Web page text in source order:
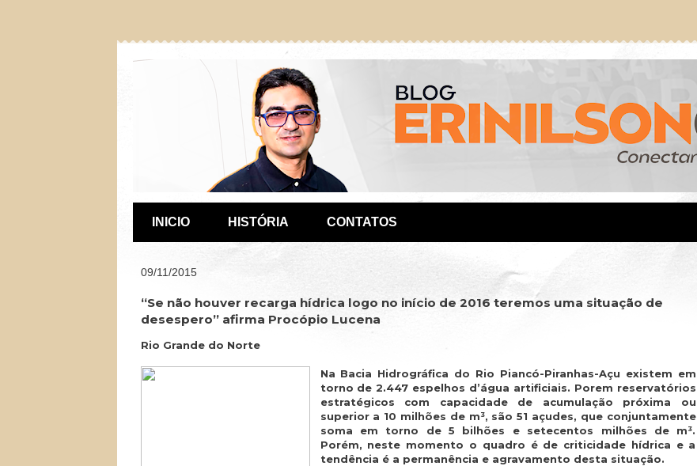
INICIO HISTÓRIA CONTATOS
09/11/2015
“Se não houver recarga hídrica logo no início de 2016 teremos uma situação de
desespero” afirma Procópio Lucena
Rio Grande do Norte
Na Bacia Hidrográfica do Rio Piancó-Piranhas-Açu existem em
torno de 2.447 espelhos d’água artificiais. Porem reservatórios
estratégicos com capacidade de acumulação próxima ou
superior a 10 milhões de m³, são 51 açudes, que conjuntamente
soma em torno de 5 bilhões e setecentos milhões de m³.
Porém, neste momento o quadro é de criticidade hídrica e a
tendência é a permanência e agravamento desta situação.